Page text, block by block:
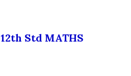
12th Std MATHS